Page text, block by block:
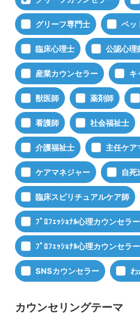
グリーフ専門士 ペッ
臨床心理士 公認心理
産業カウンセラー キ
獣医師 薬剤師
看護師 社会福祉士
介護福祉士 主任ケア
ケアマネジャー 自死
臨床スピリチュアルケア師
ﾌﾟﾛﾌｪｯｼｮﾅﾙ心理カウンセラ
ﾌﾟﾛﾌｪｯｼｮﾅﾙ心理カウンセラ
SNSカウンセラー
カウンセリングテーマ